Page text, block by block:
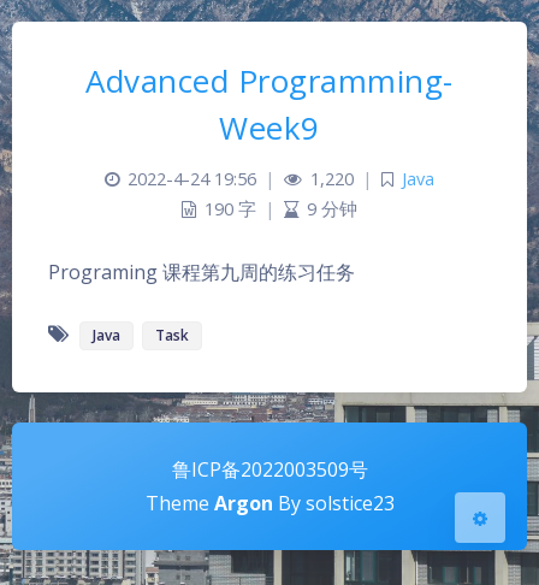
关闭 日落 暗化 灰度
Advanced Programming-
Week9
2022-4-24 19:56 | 1,220 |
Java
190 字 | 9 分钟
Programing 课程第九周的练习任务
Java Task
鲁ICP备2022003509号
Theme Argon By solstice23